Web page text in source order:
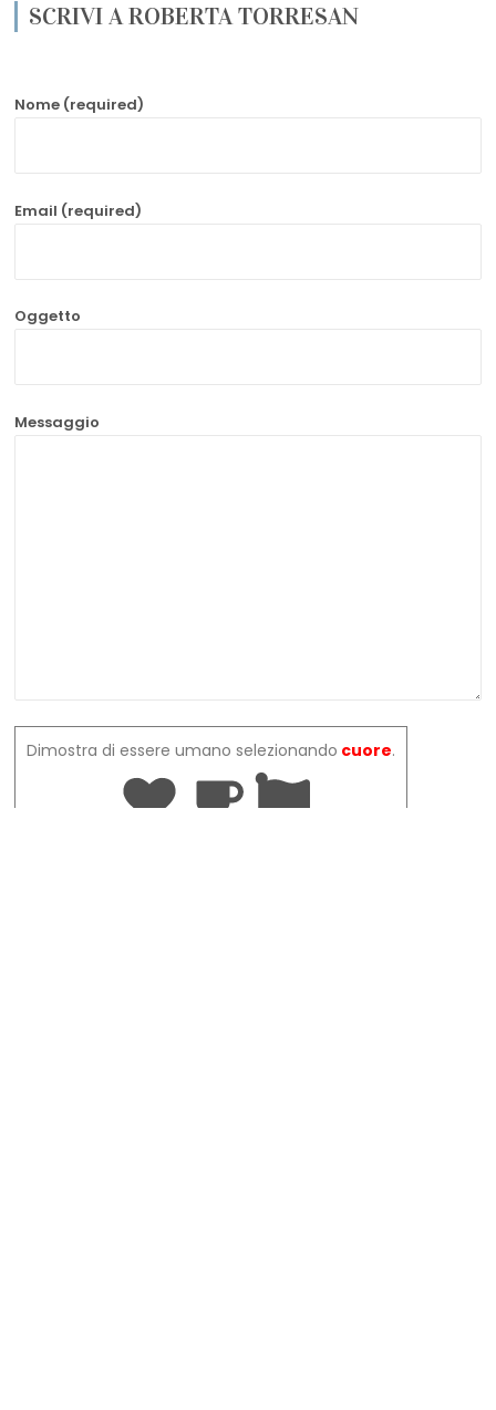
SCRIVI A ROBERTA TORRESAN
Nome (required)
Email (required)
Oggetto
Messaggio
Dimostra di essere umano selezionando cuore.